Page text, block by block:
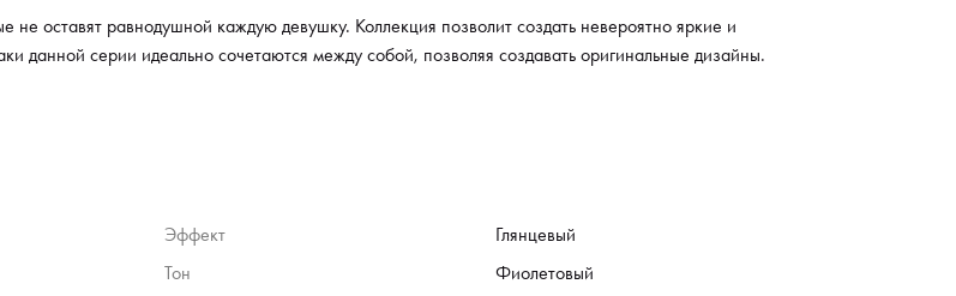
оставят равнодушной каждую девушку. Коллекция позволит создать невероятно яркие и
данной серии идеально сочетаются между собой, позволяя создавать оригинальные дизайны.
Эффект
Глянцевый
Тон
Фиолетовый